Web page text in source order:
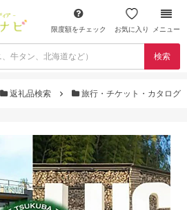
限度額をチェック お気に入り メニュー
検索
返礼品検索 旅行・チケット・カタログ